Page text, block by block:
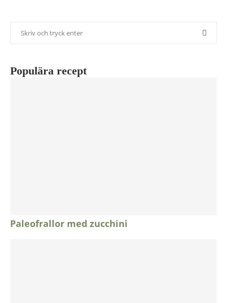
Populära recept
Paleofrallor med zucchini